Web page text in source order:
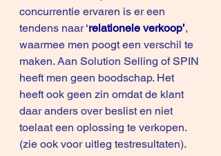
concurrentie ervaren is er een
tendens naar ‘relationele verkoop’,
waarmee men poogt een verschil te
maken. Aan Solution Selling of SPIN
heeft men geen boodschap. Het
heeft ook geen zin omdat de klant
daar anders over beslist en niet
toelaat een oplossing te verkopen.
(zie ook voor uitleg testresultaten).